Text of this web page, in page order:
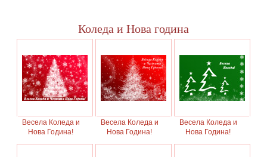
Коледа и Нова година
Весела Коледа и
Нова Година!
Весела Коледа и
Нова Година!
Весела Коледа и
Нова Година!